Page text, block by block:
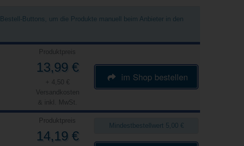
Buttons, um die Produkte manuell beim Anbieter in den
Produktpreis
13,99 €
+ 4,50 €
Versandkosten
& inkl. MwSt.
im Shop bestellen
Produktpreis
14,19 €
Mindestbestellwert 5,00 €